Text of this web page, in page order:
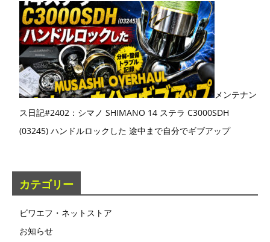
メンテナン
ス日記#2402：シマノ SHIMANO 14 ステラ C3000SDH
(03245) ハンドルロックした 途中まで自分でギブアップ
カテゴリー
ビワエフ・ネットストア
お知らせ